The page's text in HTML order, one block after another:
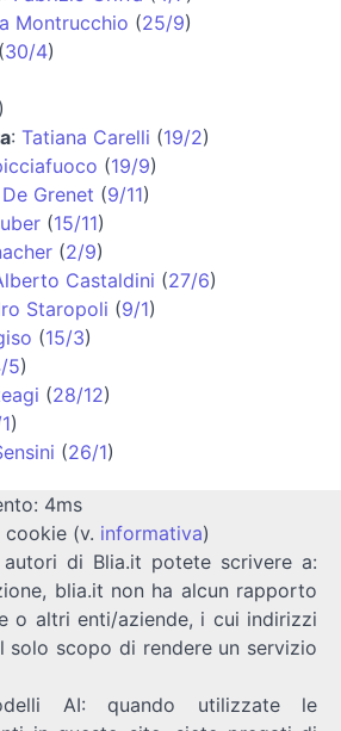
Montrucchio (25/9)
(30/4)
)
: Tatiana Carelli (19/2)
(19/9)
Grenet (9/11)
(15/11)
(2/9)
Castaldini (27/6)
Staropoli (9/1)
(15/3)
5)
(28/12)
)
(26/1)
4ms
(v. informativa)
di Blia.it potete scrivere a:
blia.it non ha alcun rapporto
o altri enti/aziende, i cui indirizzi
solo scopo di rendere un servizio
AI: quando utilizzate le